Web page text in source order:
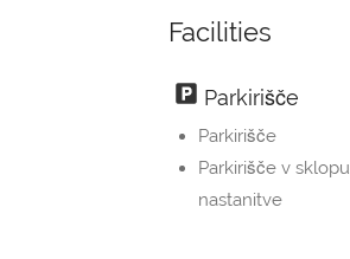
Facilities
Parkirišče
Parkirišče
Parkirišče v sklopu
nastanitve